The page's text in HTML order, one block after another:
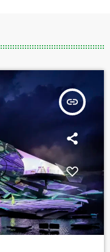
insert_link